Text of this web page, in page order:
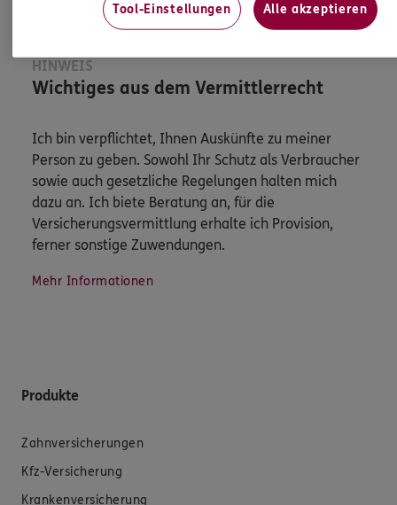
HINWEIS
Wichtiges aus dem Vermittlerrecht
Ich bin verpflichtet, Ihnen Auskünfte zu meiner
Person zu geben. Sowohl Ihr Schutz als Verbraucher
sowie auch gesetzliche Regelungen halten mich
dazu an. Ich biete Beratung an, für die
Versicherungsvermittlung erhalte ich Provision,
ferner sonstige Zuwendungen.
Mehr Informationen
Produkte
Zahnversicherungen
Kfz-Versicherung
Krankenversicherung
Tool-Einstellungen Alle akzeptieren